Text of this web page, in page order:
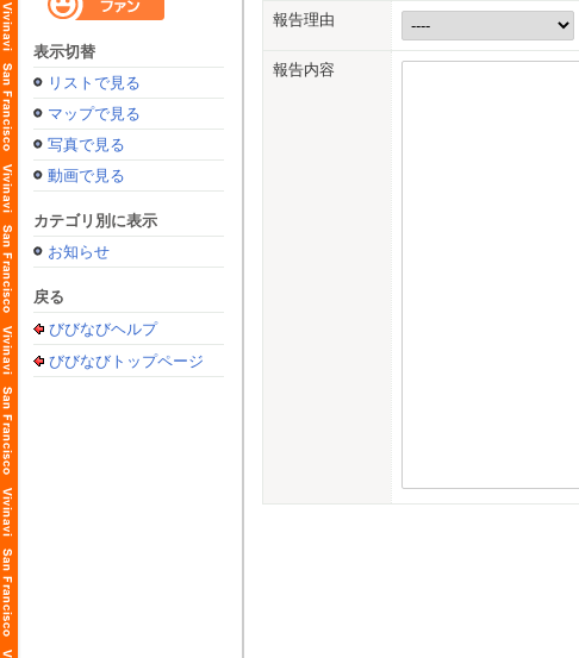
表示切替
リストで見る
マップで見る
写真で見る
動画で見る
カテゴリ別に表示
お知らせ
戻る
びびなびヘルプ
びびなびトップページ
報告理由
報告内容